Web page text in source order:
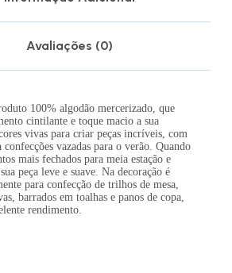
Avaliações (0)
100% algodão mercerizado, que
cintilante e toque macio a sua
vivas para criar peças incríveis, com
confecções vazadas para o verão. Quando
mais fechados para meia estação e
peça leve e suave. Na decoração é
para confecção de trilhos de mesa,
barrados em toalhas e panos de copa,
rendimento.